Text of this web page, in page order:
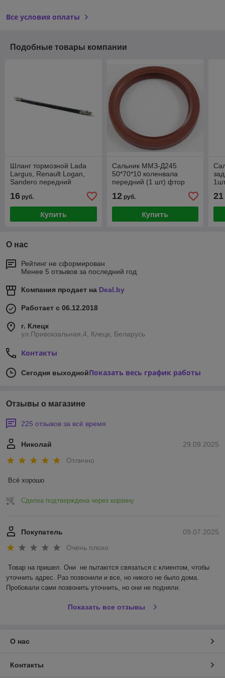
Все условия оплаты
Подобные товары компании
Шланг тормозной Lada
Largus, Renault Logan,
Sandero передний
16 руб.
Купить
Сальник ММЗ-Д245
50*70*10 коленвала
передний (1 шт) фтор
12руб.
Купить
21
О нас
Рейтинг не сформирован
Менее 5 отзывов за последний год
Компания продает на Deal.by
Работает с 06.12.2018
г. Клецк
ул.Привокзальная,4, Клецк, Беларусь
Контакты
Сегодня выходнойПоказать весь график работы
Отзывы о магазине
225 отзывов за всё время
29.09.2025
Николай
Отлично
Всё хорошо
Сделка подтверждена через корзину
09.07.2025
Покупатель
Очень плохо
Товар на пришел. Они  не пытаются связаться с клиентом, чтобы
уточнить адрес. Раз позвонили и все, но никого не было дома.
Пробовали сами позвонить уточнить, но они не подняли.
Показать все отзывы
О нас
Контакты